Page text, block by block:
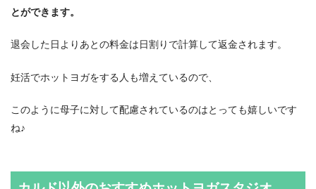
とができます。
退会した日よりあとの料金は日割りで計算して返金されます。
妊活でホットヨガをする人も増えているので、
このように母子に対して配慮されているのはとっても嬉しいです
ね♪